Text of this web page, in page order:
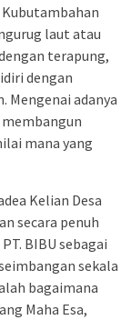
laut atau
terapung,
dengan
Mengenai adanya
mana yang
Kelian Desa
secara penuh
BIBU sebagai
sekala
bagaimana
Maha Esa,